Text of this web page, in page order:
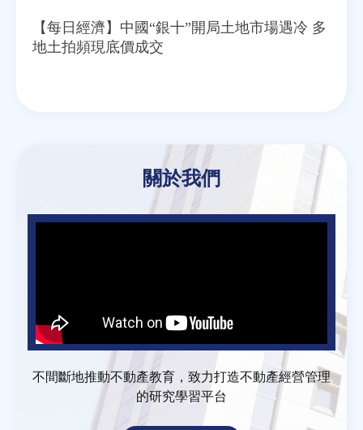
【每日經濟】中國“銀十”開局土地市場遇冷 多
地土拍頻現底價成交
關於我們
不間斷地推動不動產教育，致力打造不動產經營管理
的研究學習平台